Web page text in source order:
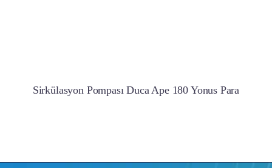
Sirkülasyon Pompası Duca Ape 180 Yonus Para